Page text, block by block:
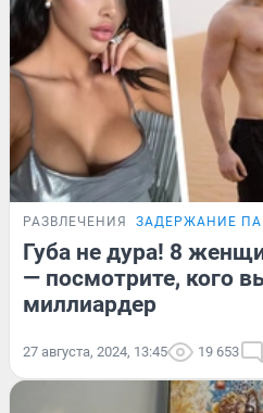
РАЗВЛЕЧЕНИЯ ЗАДЕРЖАНИЕ
Губа не дура! 8
— посмотрите, кого
миллиардер
27 августа, 2024, 13:45 19 653